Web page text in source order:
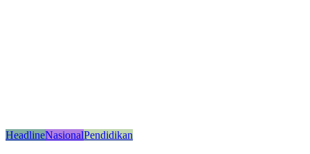
HeadlineNasionalPendidikan